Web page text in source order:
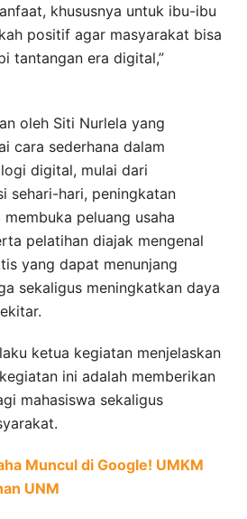
khususnya untuk ibu-ibu
positif agar masyarakat bisa
tantangan era digital,”
oleh Siti Nurlela yang
cara sederhana dalam
digital, mulai dari
sehari-hari, peningkatan
peluang usaha
pelatihan diajak mengenal
yang dapat menunjang
sekaligus meningkatkan daya
ketua kegiatan menjelaskan
ini adalah memberikan
mahasiswa sekaligus
Muncul di Google! UMKM
UNM